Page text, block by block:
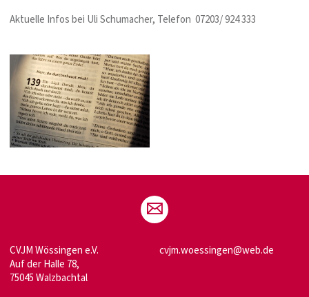
Aktuelle Infos bei Uli Schumacher, Telefon 07203/ 924 333
CVJM Wössingen e.V.
Auf der Halle 78,
75045 Walzbachtal
cvjm.woessingen@web.de